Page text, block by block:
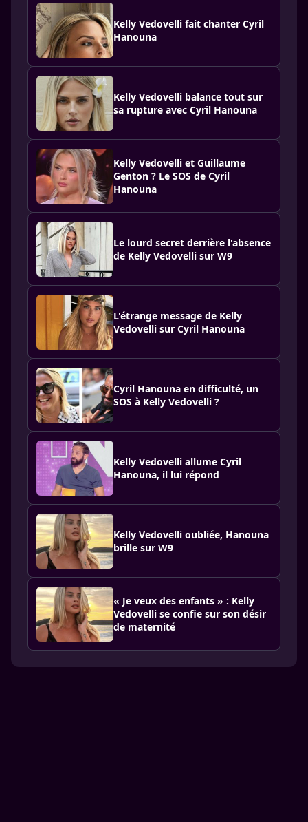
Kelly Vedovelli fait chanter Cyril
Hanouna
Kelly Vedovelli balance tout sur
sa rupture avec Cyril Hanouna
Kelly Vedovelli et Guillaume
Genton ? Le SOS de Cyril
Hanouna
Le lourd secret derrière l'absence
de Kelly Vedovelli sur W9
L'étrange message de Kelly
Vedovelli sur Cyril Hanouna
Cyril Hanouna en difficulté, un
SOS à Kelly Vedovelli ?
Kelly Vedovelli allume Cyril
Hanouna, il lui répond
Kelly Vedovelli oubliée, Hanouna
brille sur W9
« Je veux des enfants » : Kelly
Vedovelli se confie sur son désir
de maternité